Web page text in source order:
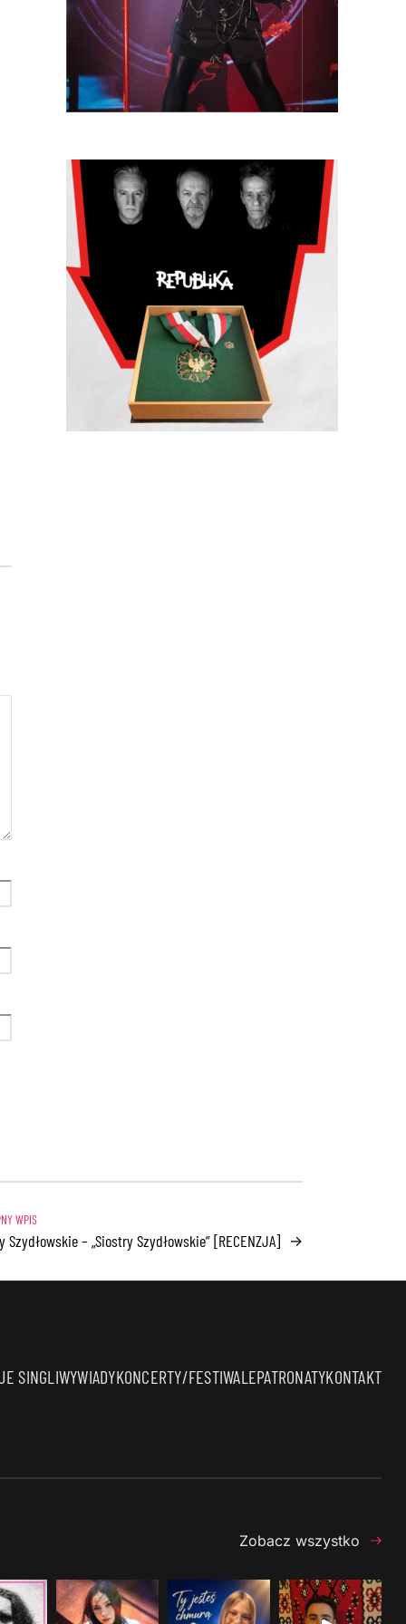
Szydłowskie – „Siostry Szydłowskie” [RECENZJA] →
SINGLIWYWIADYKONCERTY/FESTIWALEPATRONATYKONTAKT
Zobacz wszystko